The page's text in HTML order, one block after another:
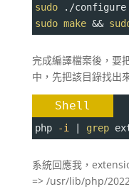
sudo ./configure
sudo make &&
完成編譯檔案後，要
中，先把該目錄找出
Shell
php -i grep
系統回應我，
=> /usr/lib/php/